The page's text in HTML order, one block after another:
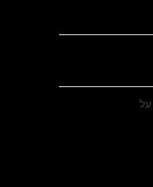
על